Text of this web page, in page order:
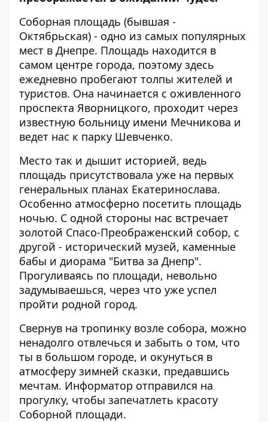
Соборная площадь (бывшая -
Октябрьская) - одно из самых популярных
мест в Днепре. Площадь находится в
самом центре города, поэтому здесь
ежедневно пробегают толпы жителей и
туристов. Она начинается с оживленного
проспекта Яворницкого, проходит через
известную больницу имени Мечникова и
ведет нас к парку Шевченко.
Место так и дышит историей, ведь
площадь присутствовала уже на первых
генеральных планах Екатеринослава.
Особенно атмосферно посетить площадь
ночью. С одной стороны нас встречает
золотой Спасо-Преображенский собор, с
другой - исторический музей, каменные
бабы и диорама "Битва за Днепр".
Прогуливаясь по площади, невольно
задумываешься, через что уже успел
пройти родной город.
Свернув на тропинку возле собора, можно
ненадолго отвлечься и забыть о том, что
ты в большом городе, и окунуться в
атмосферу зимней сказки, предавшись
мечтам. Информатор отправился на
прогулку, чтобы запечатлеть красоту
Соборной площади.